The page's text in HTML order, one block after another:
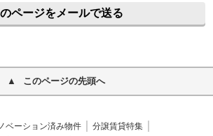
ページをメールで送る
このページの先頭へ
ベーション済み物件
分譲賃貸特集